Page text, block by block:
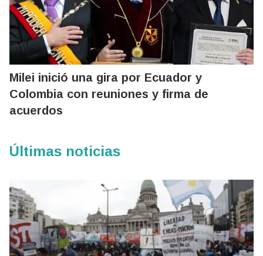
Milei inició una gira por Ecuador y
Colombia con reuniones y firma de
acuerdos
Últimas noticias